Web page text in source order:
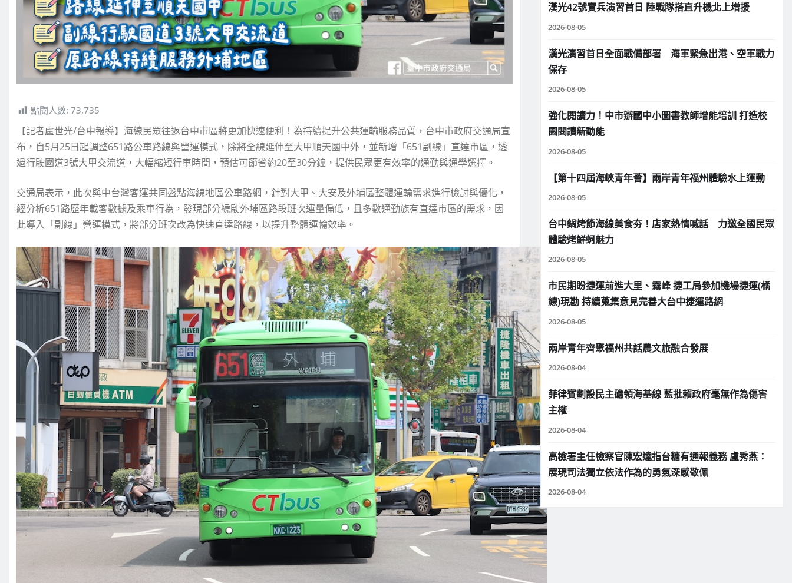
點閱人數: 73,735
【記者盧世光/台中報導】海線民眾往返台中市區將更加快速便利！為持續提升公共運輸服務品質，台中市政府交通局宣
布，自5月25日起調整651路公車路線與營運模式，除將全線延伸至大甲順天國中外，並新增「651副線」直達市區，透
過行駛國道3號大甲交流道，大幅縮短行車時間，預估可節省約20至30分鐘，提供民眾更有效率的通勤與通學選擇。
交通局表示，此次與中台灣客運共同盤點海線地區公車路網，針對大甲、大安及外埔區整體運輸需求進行檢討與優化，
經分析651路歷年載客數據及乘車行為，發現部分繞駛外埔區路段班次運量偏低，且多數通勤族有直達市區的需求，因
此導入「副線」營運模式，將部分班次改為快速直達路線，以提升整體運輸效率。
漢光42號實兵演習首日 陸戰隊搭直升機北上增援
2026-08-05
漢光演習首日全面戰備部署 海軍緊急出港、空軍戰力
保存
2026-08-05
強化閱讀力！中市辦國中小圖書教師增能培訓 打造校
園閱讀新動能
2026-08-05
【第十四屆海峽青年薈】兩岸青年福州體驗水上運動
2026-08-05
台中鍋烤節海線美食夯！店家熱情喊話 力邀全國民眾
體驗烤鮮蚵魅力
2026-08-05
市民期盼捷運前進大里、霧峰 捷工局參加機場捷運(橘
線)現勘 持續蒐集意見完善大台中捷運路網
2026-08-05
兩岸青年齊聚福州共話農文旅融合發展
2026-08-04
菲律賓劃設民主礁領海基線 藍批賴政府毫無作為傷害
主權
2026-08-04
高檢署主任檢察官陳宏達指台糖有通報義務 盧秀燕：
展現司法獨立依法作為的勇氣深感敬佩
2026-08-04